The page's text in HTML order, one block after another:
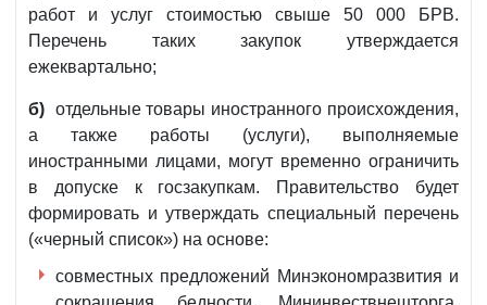
работ и услуг стоимостью свыше 50 000 БРВ.
Перечень таких закупок утверждается
ежеквартально;
б) отдельные товары иностранного происхождения,
а также работы (услуги), выполняемые
иностранными лицами, могут временно ограничить
в допуске к госзакупкам. Правительство будет
формировать и утверждать специальный перечень
(«черный список») на основе:
совместных предложений Минэкономразвития и